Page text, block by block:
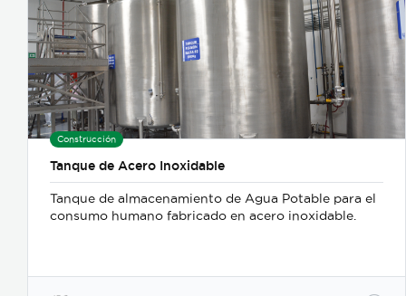
Construcción
Tanque de Acero Inoxidable
Tanque de almacenamiento de Agua Potable para el
consumo humano fabricado en acero inoxidable.